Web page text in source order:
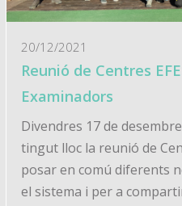
20/12/2021
Reunió de Centres
Examinadors
Divendres 17 de
tingut lloc la reunió de
posar en comú diferents
el sistema i per a